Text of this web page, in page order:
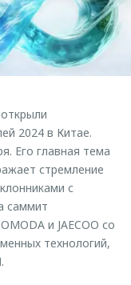
2024 в Китае.
Его главная тема
стремление
с
саммит
и JAECOO со
технологий,